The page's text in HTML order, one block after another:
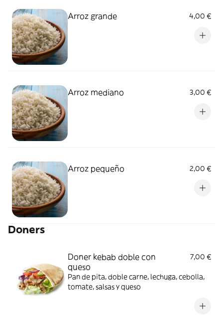
Arroz grande 4,00 €
Arroz mediano 3,00 €
Arroz pequeño 2,00 €
Doners
Doner kebab doble con
queso
7,00 €
Pan de pita, doble carne, lechuga, cebolla,
tomate, salsas y queso